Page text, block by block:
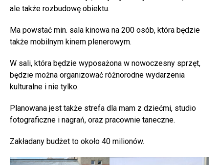
ale także rozbudowę obiektu.
Ma powstać min. sala kinowa na 200 osób, która będzie
także mobilnym kinem plenerowym.
W sali, która będzie wyposażona w nowoczesny sprzęt,
będzie można organizować różnorodne wydarzenia
kulturalne i nie tylko.
Planowana jest także strefa dla mam z dziećmi, studio
fotograficzne i nagrań, oraz pracownie taneczne.
Zakładany budżet to około 40 milionów.